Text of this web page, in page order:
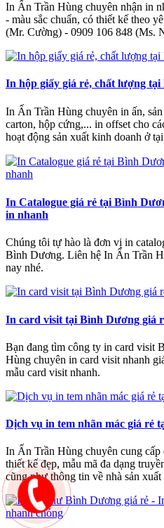
In Ấn Trần Hùng chuyên nhận in
- màu sắc chuẩn, có thiết kế theo
(Mr. Cường) - 0909 106 848 (Ms.
In hộp giấy giá rẻ, chất lượng
In Ấn Trần Hùng chuyên in ấn,
carton, hộp cứng,... in offset cho
hoạt động sản xuất kinh doanh ở
In Catalogue giá rẻ tại Bình
in nhanh
Chúng tôi tự hào là đơn vị in
Bình Dương. Liên hệ In Ấn Trần
nay nhé.
In card visit tại Bình Dương giá
Bạn đang tìm công ty in card visit
Hùng chuyên in card visit nhanh
mẫu card visit nhanh.
Dịch vụ in tem nhãn mác giá rẻ
In Ấn Trần Hùng chuyên cung
thiết kế đẹp, mẫu mã đa dạng
cũng như thông tin về nhà sản